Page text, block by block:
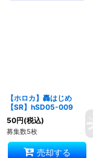
【ホロカ】轟はじめ
【SR】hSD05-009
50円(税込)
募集数5枚
売却する